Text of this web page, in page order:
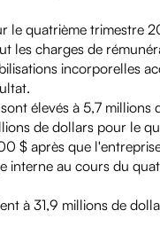
le quatrième trimestre
les charges de
incorporelles
élevés à 5,7
de dollars pour le
$ après que
interne au cours du
à 31,9 millions de